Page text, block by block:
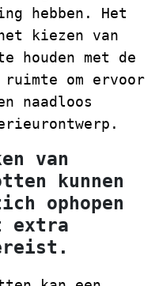
hebben. Het
kiezen van
houden met de
om ervoor
naadloos
van
kunnen
ophopen
extra